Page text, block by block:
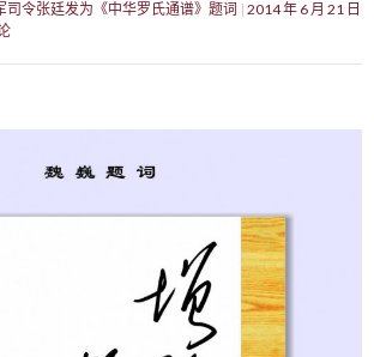
司令张廷发为《中华罗氏通谱》题词 2014 年 6 月 21 日